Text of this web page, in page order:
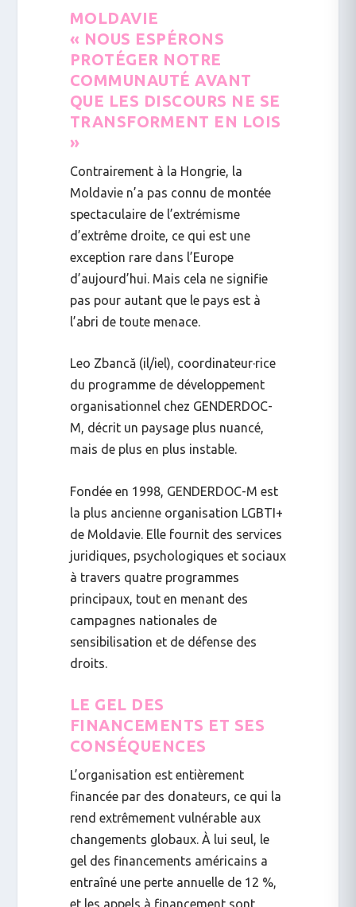
MOLDAVIE
« NOUS ESPÉRONS
PROTÉGER NOTRE
COMMUNAUTÉ AVANT
QUE LES DISCOURS NE SE
TRANSFORMENT EN LOIS
»
Contrairement à la Hongrie, la
Moldavie n’a pas connu de montée
spectaculaire de l’extrémisme
d’extrême droite, ce qui est une
exception rare dans l’Europe
d’aujourd’hui. Mais cela ne signifie
pas pour autant que le pays est à
l’abri de toute menace.
Leo Zbancă (il/iel), coordinateur·rice
du programme de développement
organisationnel chez GENDERDOC-
M, décrit un paysage plus nuancé,
mais de plus en plus instable.
Fondée en 1998, GENDERDOC-M est
la plus ancienne organisation LGBTI+
de Moldavie. Elle fournit des services
juridiques, psychologiques et sociaux
à travers quatre programmes
principaux, tout en menant des
campagnes nationales de
sensibilisation et de défense des
droits.
LE GEL DES
FINANCEMENTS ET SES
CONSÉQUENCES
L’organisation est entièrement
financée par des donateurs, ce qui la
rend extrêmement vulnérable aux
changements globaux. À lui seul, le
gel des financements américains a
entraîné une perte annuelle de 12 %,